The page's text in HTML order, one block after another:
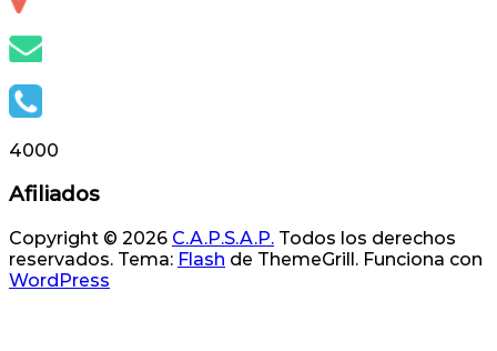
4000
Afiliados
Copyright © 2026 C.A.P.S.A.P. Todos los derechos
reservados. Tema: Flash de ThemeGrill. Funciona con
WordPress